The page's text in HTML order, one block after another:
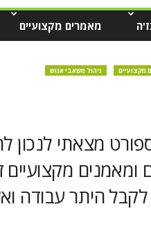
מאמרים מקצועיים
מקצועיים ניהול משאבי אנוש
מצאתי לנכון
מקצועיים
היתר עבודה